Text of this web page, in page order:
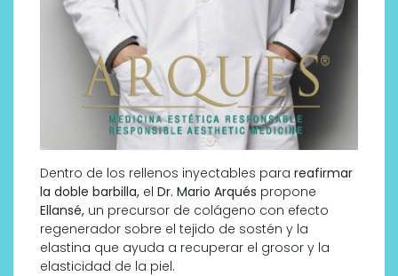
Dentro de los rellenos inyectables para reafirmar
la doble barbilla, el Dr. Mario Arqués propone
Ellansé, un precursor de colágeno con efecto
regenerador sobre el tejido de sostén y la
elastina que ayuda a recuperar el grosor y la
elasticidad de la piel.